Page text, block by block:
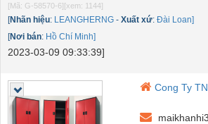
[Mã: G-58570-6][xem: 1144]
[Nhãn hiệu: LEANGHERNG - Xuất xứ: Đài Loan]
[Nơi bán: Hồ Chí Minh]
2023-03-09 09:33:39]
Cong Ty